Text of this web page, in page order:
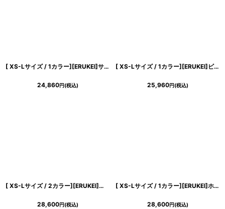
[ XS-Lサイズ / 1カラー][ERUKEI]サテンジャガード・フロッキープリント・Vネック・ノースリーブ・裾プリーツ・Aライン・ミニドレス・ワンピース[送料無料][山崎みどり着用] myiv
24,860円(税込)
[ XS-Lサイズ / 1カラー][ERUKEI]ビビットピンク・コサージュ・ベア・タイト・ミニドレス・ワンピース[山崎みどり着用][送料無料] mypk
25,960円(税込)
[ XS-Lサイズ / 2カラー][ERUKEI]ボーダー・ツイード・スパンコールMIX・お花ブローチ・ポケット・パイピングタイト・ミニドレス・ワンピース[山崎みどり着用][送料無料] mywh
28,600円(税込)
[ XS-Lサイズ / 1カラー][ERUKEI]ホワイト・ブルー・半袖・レース・タイト・ミニドレス・ワンピース[山崎みどり着用][送料無料] mylu
28,600円(税込)